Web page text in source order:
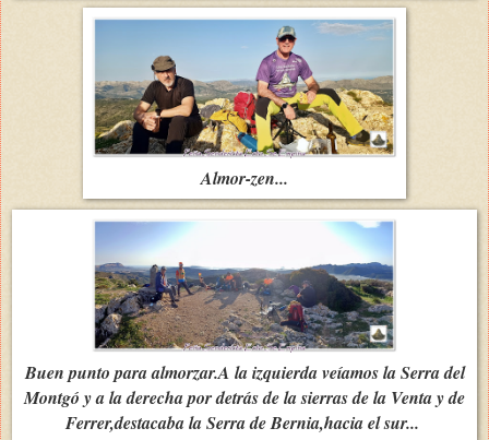
Almor-zen...
Buen punto para almorzar.A la izquierda veíamos la Serra del
Montgó y a la derecha por detrás de la sierras de la Venta y de
Ferrer,destacaba la Serra de Bernia,hacia el sur...